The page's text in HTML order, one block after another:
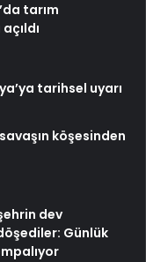
tarım
tarihsel uyarı
köşesinden
dev
Günlük